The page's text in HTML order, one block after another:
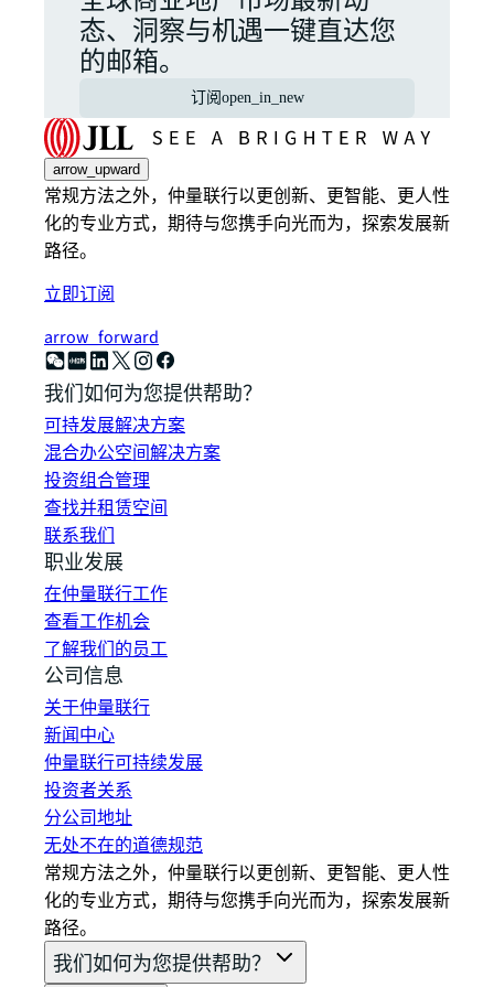
态、洞察与机遇一键直达您
的邮箱。
订阅 open_in_new
arrow_upward
常规方法之外，仲量联行以更创新、更智能、更人性
化的专业方式，期待与您携手向光而为，探索发展新
路径。
立即订阅
arrow_forward
我们如何为您提供帮助？
可持发展解决方案
混合办公空间解决方案
投资组合管理
查找并租赁空间
联系我们
职业发展
在仲量联行工作
查看工作机会
了解我们的员工
公司信息
关于仲量联行
新闻中心
仲量联行可持续发展
投资者关系
分公司地址
无处不在的道德规范
常规方法之外，仲量联行以更创新、更智能、更人性
化的专业方式，期待与您携手向光而为，探索发展新
路径。
我们如何为您提供帮助？